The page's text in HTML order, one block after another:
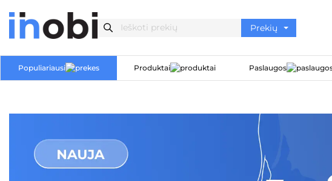
Populiariausi Produktai Paslaugos